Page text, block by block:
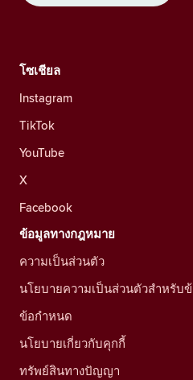
โซเชียล
Instagram
TikTok
YouTube
X
Facebook
ข้อมูลทางกฎหมาย
ความเป็นส่วนตัว
นโยบายความเป็นส่วนตัวสำหรับ
ข้อกำหนด
นโยบายเกี่ยวกับคุกกี้
ทรัพย์สินทางปัญญา